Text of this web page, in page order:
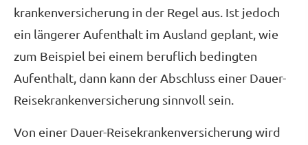
kranken­ver­si­che­rung in der Regel aus. Ist jedoch
ein längerer Aufenthalt im Ausland geplant, wie
zum Beispiel bei einem beruflich bedingten
Aufenthalt, dann kann der Abschluss einer Dauer-
Reise­kranken­ver­si­che­rung sinnvoll sein.
Von einer Dauer-Reise­kranken­ver­si­che­rung wird